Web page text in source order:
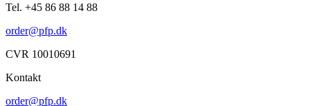
Tel. +45 86 88 14 88
order@pfp.dk
CVR 10010691
Kontakt
order@pfp.dk